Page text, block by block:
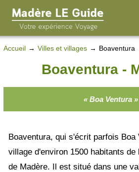
Accueil Villes et villages Boaventura
Boaventura -
« Boa Ventura »
Boaventura, qui s'écrit parfois Boa
village d'environ 1500 habitants
de Madère. Il est situé dans une